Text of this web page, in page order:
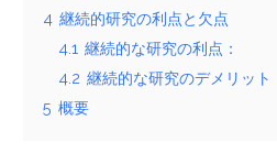
4 継続的研究の利点と欠点
4.1 継続的な研究の利点：
4.2 継続的な研究のデメリット
5 概要